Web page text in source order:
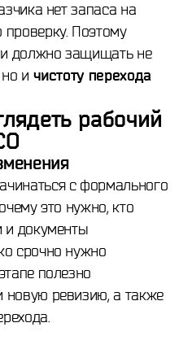
нет запаса на
проверку. Поэтому
должно защищать не
и чистоту перехода
рабочий
с формального
это нужно, кто
и документы
срочно нужно
полезно
новую ревизию, а также